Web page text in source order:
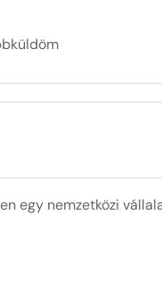
egy nemzetközi